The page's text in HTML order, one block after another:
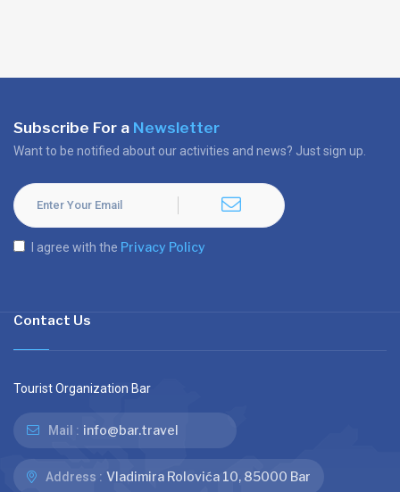
Subscribe For a Newsletter
Want to be notified about our activities and news? Just sign up.
I agree with the Privacy Policy
Contact Us
Tourist Organization Bar
Mail : info@bar.travel
Address : Vladimira Rolovića 10, 85000 Bar